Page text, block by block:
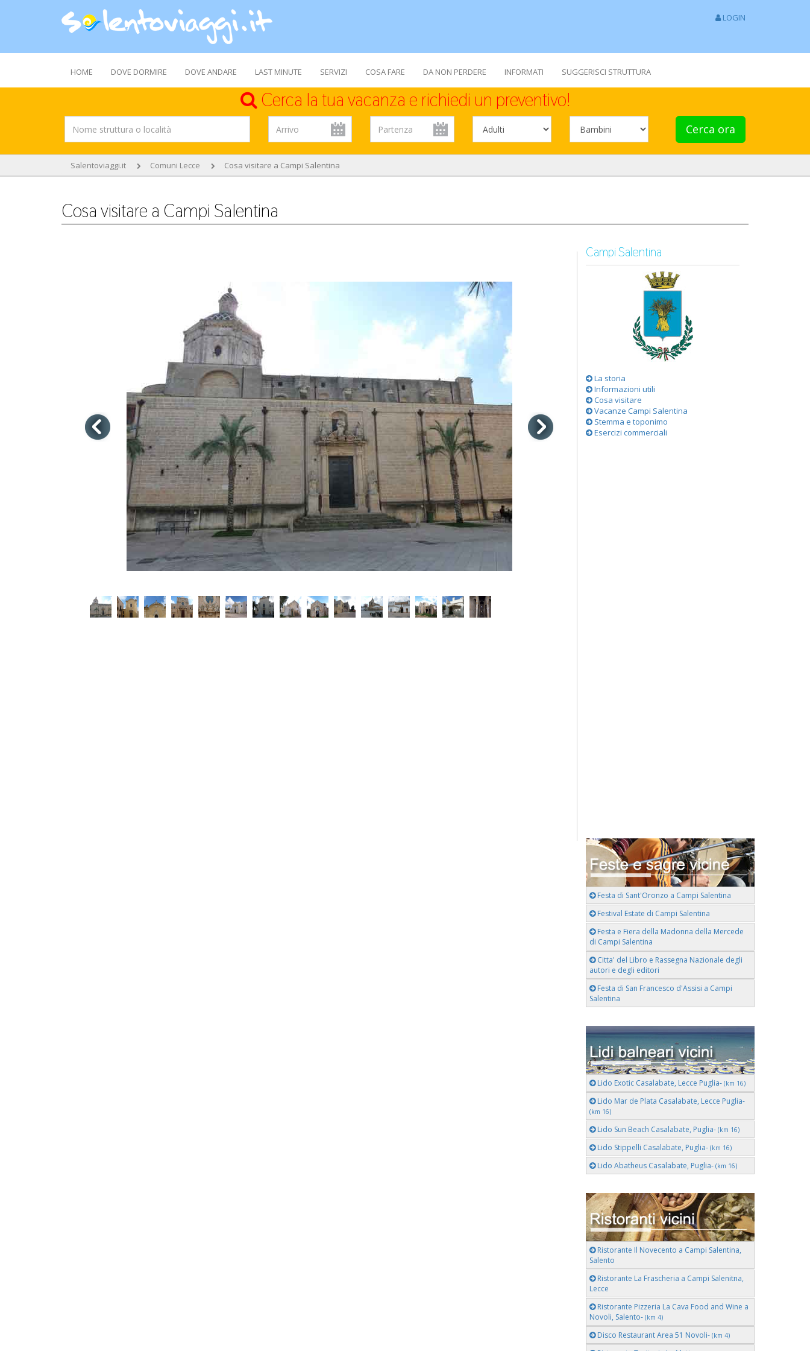
LOGIN
HOME DOVE DORMIRE DOVE ANDARE LAST MINUTE SERVIZI COSA FARE DA NON PERDERE INFORMATI SUGGERISCI STRUTTURA
Cerca la tua vacanza e richiedi un preventivo!
Cerca ora
Salentoviaggi.it Comuni Lecce Cosa visitare a Campi Salentina
Cosa visitare a Campi Salentina
Campi Salentina
La storia
Informazioni utili
Cosa visitare
Vacanze Campi Salentina
Stemma e toponimo
Esercizi commerciali
Festa di Sant'Oronzo a Campi Salentina
Festival Estate di Campi Salentina
Festa e Fiera della Madonna della Mercede
di Campi Salentina
Citta' del Libro e Rassegna Nazionale degli
autori e degli editori
Festa di San Francesco d'Assisi a Campi
Salentina
Lido Exotic Casalabate, Lecce Puglia- (km 16)
Lido Mar de Plata Casalabate, Lecce Puglia-
(km 16)
Lido Sun Beach Casalabate, Puglia- (km 16)
Lido Stippelli Casalabate, Puglia- (km 16)
Lido Abatheus Casalabate, Puglia- (km 16)
Ristorante Il Novecento a Campi Salentina,
Salento
Ristorante La Frascheria a Campi Salenitna,
Lecce
Ristorante Pizzeria La Cava Food and Wine a
Novoli, Salento- (km 4)
Disco Restaurant Area 51 Novoli- (km 4)